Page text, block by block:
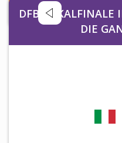
DFB POKALFINALE
DIE